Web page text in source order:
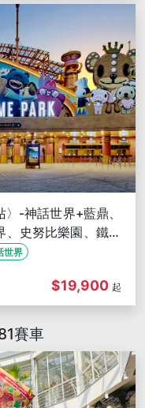
-神話世界+藍鼎、
史努比樂園、鐵道
世界
$19,900 起
賽車